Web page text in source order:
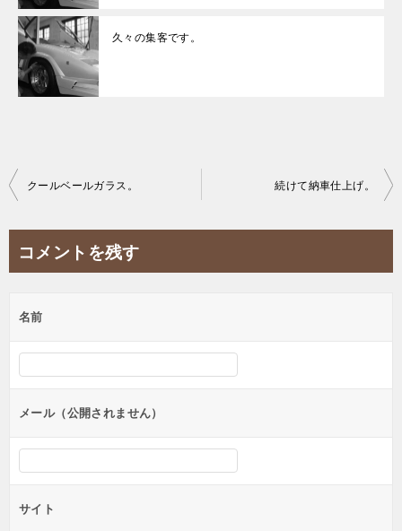
久々の集客です。
投
ビ
ー
シ
ョ
ン
クールベールガラス。 続けて納車仕上げ。
コメントを残す
名前
メール（公開されません）
サイト